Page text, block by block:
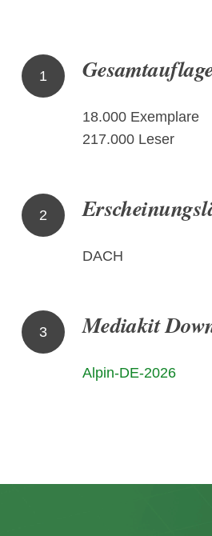
1
18.000 Exemplare
217.000 Leser
2
DACH
3 Mediakit
Alpin-DE-2026